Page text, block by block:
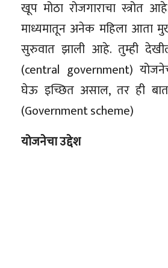
खूप मोठा रोजगाराचा स्त्रोत
माध्यमातून अनेक महिला आता
सुरुवात झाली आहे. तुम्ही
(central government)
घेऊ इच्छित असाल, तर ही
(Government scheme)
योजनेचा उद्देश